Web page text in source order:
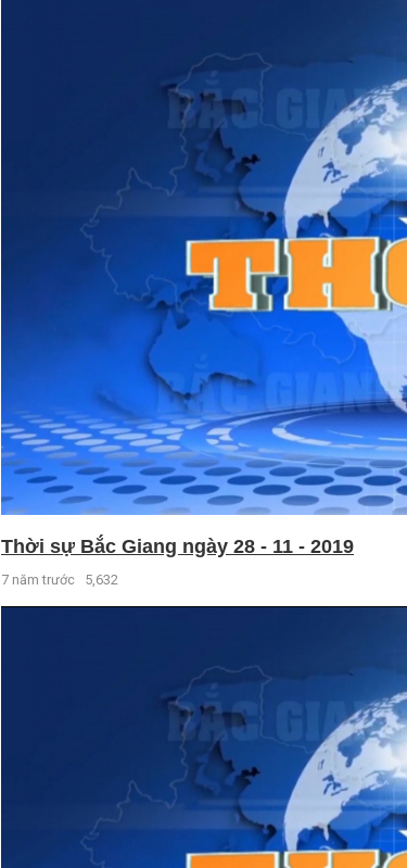
Thời sự Bắc Giang ngày 28 - 11 - 2019
7 năm trước 5,632